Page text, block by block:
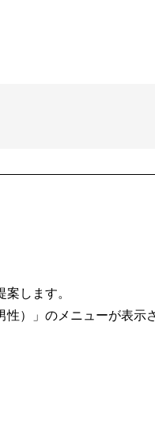
します。
）」のメニューが表示